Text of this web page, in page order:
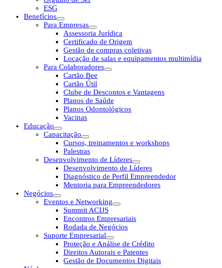
ESG
Benefícios
Para Empresas
Assessoria Jurídica
Certificado de Origem
Gestão de compras coletivas
Locação de salas e equipamentos multimídia
Para Colaboradores
Cartão Bee
Cartão Útil
Clube de Descontos e Vantagens
Planos de Saúde
Planos Odontológicos
Vacinas
Educação
Capacitação
Cursos, treinamentos e workshops
Palestras
Desenvolvimento de Líderes
Desenvolvimento de Líderes
Diagnóstico de Perfil Empreendedor
Mentoria para Empreendedores
Negócios
Eventos e Networking
Summit ACIJS
Encontros Empresariais
Rodada de Negócios
Suporte Empresarial
Proteção e Análise de Crédito
Direitos Autorais e Patentes
Gestão de Documentos Digitais